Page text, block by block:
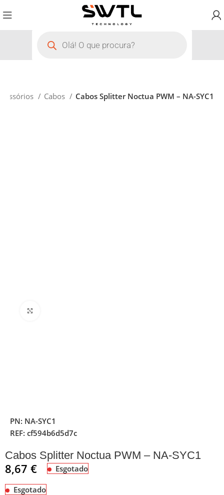
Cabos Cabos Splitter Noctua PWM – NA-SYC1
PN: NA-SYC1
REF:cf594b6d5d7c
Cabos Splitter Noctua PWM – NA-SYC1
8,67€ Esgotado
Esgotado